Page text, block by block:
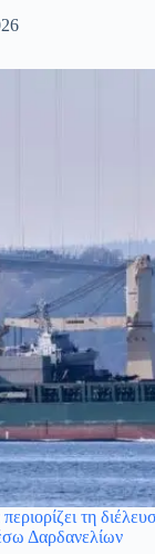
τη
Δαρδανελίων